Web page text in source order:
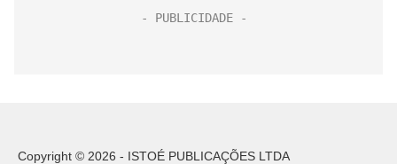
Copyright © 2026 - ISTOÉ PUBLICAÇÕES LTDA